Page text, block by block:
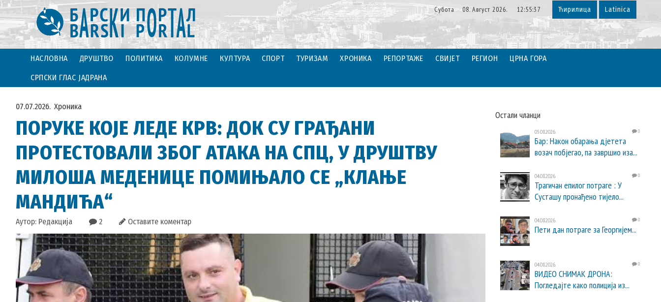
Субота 08. Август 2026. 12:55:38 Ћирилица Latinica
НАСЛОВНА ДРУШТВО ПОЛИТИКА КОЛУМНЕ КУЛТУРА СПОРТ ТУРИЗАМ ХРОНИКА РЕПОРТАЖЕ СВИЈЕТ РЕГИОН ЦРНА ГОРА
СРПСКИ ГЛАС ЈАДРАНА
07.07.2026. Хроника
ПОРУКЕ КОЈЕ ЛЕДЕ КРВ: ДОК СУ ГРАЂАНИ
ПРОТЕСТОВАЛИ ЗБОГ АТАКА НА СПЦ, У ДРУШТВУ
МИЛОША МЕДЕНИЦЕ ПОМИЊАЛО СЕ „КЛАЊЕ
МАНДИЋА“
Аутор: Редакција 2 Оставите коментар
Остали чланци
05.08.2026. 0
Бар: Након обарања дјетета
возач побјегао, па завршио иза...
04.08.2026. 0
Трагичан епилог потраге : У
Сусташу пронађено тијело...
04.08.2026. 0
Пети дан потраге за Георгијем...
04.08.2026. 0
ВИДЕО СНИМАК ДРОНА:
Погледајте како полиција из...